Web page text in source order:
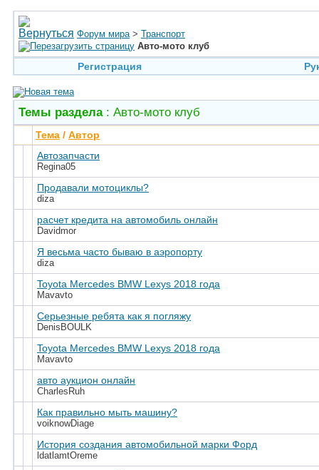
Форум мира > Транспорт
Авто-мото клуб
Регистрация
Темы раздела: Авто-мото клуб
Тема / Автор
Автозапчасти
Regina05
Продавали мотоциклы?
diza
расчет кредита на автомобиль онлайн
Davidmor
Я весьма часто бываю в аэропорту
diza
Toyota Mercedes BMW Lexys 2018 года
Mavavto
Серьезные ребята как я погляжу
DenisBOULK
Toyota Mercedes BMW Lexys 2018 года
Mavavto
авто аукцион онлайн
CharlesRuh
Как правильно мыть машину?
voiknowDiage
История создания автомобильной марки Форд
ldatlamtOreme